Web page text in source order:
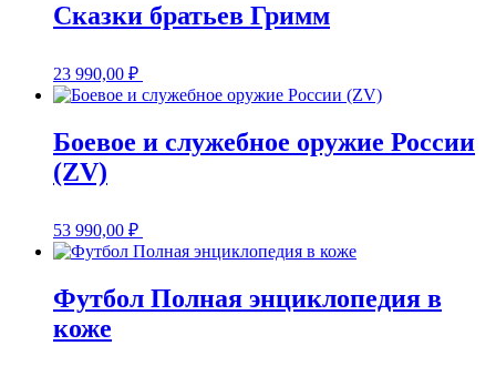
Сказки братьев Гримм
23 990,00 ₽
Боевое и служебное оружие России
(ZV)
53 990,00 ₽
Футбол Полная энциклопедия в
коже